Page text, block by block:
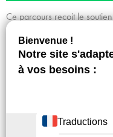
Ce parcours reçoit le
À l’occasion de la Nuit
Boucheaux Lilas (93) à une
création d’une bouchée
participant·es des parcours